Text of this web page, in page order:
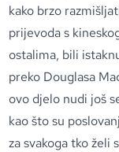
kako brzo
prijevoda s
ostalima, bili
preko Douglasa
ovo djelo nudi još
kao što su
za svakoga tko